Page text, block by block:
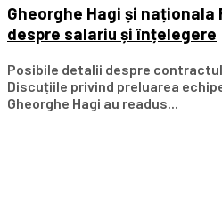
Gheorghe Hagi și
despre salariu și înțelegere
Posibile detalii despre
Discuțiile privind preluarea
Gheorghe Hagi au readus...